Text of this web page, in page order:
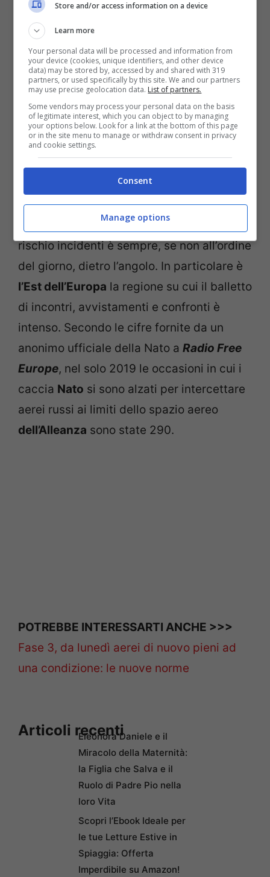
Viaggi aerei e rimborsi o voucher (Getty Images)
“frazioni geopolitiche”
sui loro movimenti aerei e sulla tensione
che venutasi a creare col tempo. Ma il
rischio incidenti è sempre, se non all’ordine
del giorno, dietro l’angolo. In particolare è
l’Est dell’Europa la regione su cui il balletto
di incontri, avvistamenti e confronti è
intenso. Secondo le cifre fornite da un
anonimo ufficiale della Nato a Radio Free
Europe, nel solo 2019 le occasioni in cui i
caccia Nato si sono alzati per intercettare
aerei russi ai limiti dello spazio aereo
dell’Alleanza sono state 290.
POTREBBE INTERESSARTI ANCHE >>>
Fase 3, da lunedì aerei di nuovo pieni ad
una condizione: le nuove norme
Articoli recentiEleonora Daniele e il
Miracolo della Maternità:
la Figlia che Salva e il
Ruolo di Padre Pio nella
loro Vita
Scopri l’Ebook Ideale per
le tue Letture Estive in
Spiaggia: Offerta
Imperdibile su Amazon!
Store and/or access information on a device
Learn more
Your personal data will be processed and information from
your device (cookies, unique identifiers, and other device
data) may be stored by, accessed by and shared with 319
partners, or used specifically by this site. We and our partners
may use precise geolocation data. List of partners.
Some vendors may process your personal data on the basis
of legitimate interest, which you can object to by managing
your options below. Look for a link at the bottom of this page
or in the site menu to manage or withdraw consent in privacy
and cookie settings.
Consent
Manage options